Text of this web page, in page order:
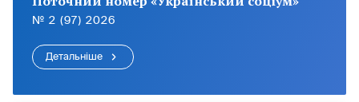
№ 2 (97) 2026
Детальніше